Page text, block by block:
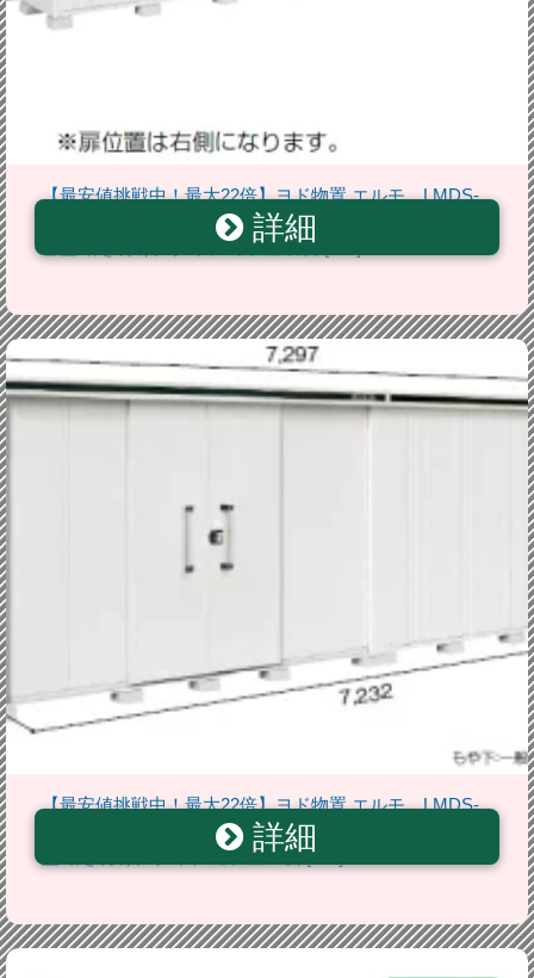
【最安値挑戦中！最大22倍】ヨド物置 エルモ LMDS-
7229HR 間口7m24cm ×奥行2m92cm 背高Hタイプ 積
雪型 引き分け戸タイプ 扉位置右側 [♪▲]
詳細
【最安値挑戦中！最大22倍】ヨド物置 エルモ LMDS-
7229HL 間口7m24cm ×奥行2m92cm 背高Hタイプ 積雪
型 引き分け戸タイプ 扉位置左側 [♪▲]
詳細